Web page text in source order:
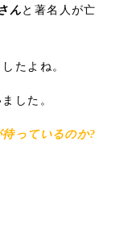
んと著名人が亡
たよね。
した。
っているのか?